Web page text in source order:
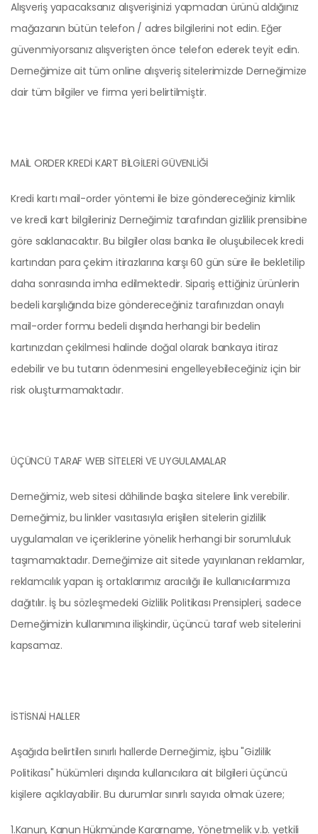
Alışveriş yapacaksanız alışverişinizi yapmadan ürünü aldığınız
mağazanın bütün telefon / adres bilgilerini not edin. Eğer
güvenmiyorsanız alışverişten önce telefon ederek teyit edin.
Derneğimize ait tüm online alışveriş sitelerimizde Derneğimize
dair tüm bilgiler ve firma yeri belirtilmiştir.
MAİL ORDER KREDİ KART BİLGİLERİ GÜVENLİĞİ
Kredi kartı mail-order yöntemi ile bize göndereceğiniz kimlik
ve kredi kart bilgileriniz Derneğimiz tarafından gizlilik prensibine
göre saklanacaktır. Bu bilgiler olası banka ile oluşubilecek kredi
kartından para çekim itirazlarına karşı 60 gün süre ile bekletilip
daha sonrasında imha edilmektedir. Sipariş ettiğiniz ürünlerin
bedeli karşılığında bize göndereceğiniz tarafınızdan onaylı
mail-order formu bedeli dışında herhangi bir bedelin
kartınızdan çekilmesi halinde doğal olarak bankaya itiraz
edebilir ve bu tutarın ödenmesini engelleyebileceğiniz için bir
risk oluşturmamaktadır.
ÜÇÜNCÜ TARAF WEB SİTELERİ VE UYGULAMALAR
Derneğimiz, web sitesi dâhilinde başka sitelere link verebilir.
Derneğimiz, bu linkler vasıtasıyla erişilen sitelerin gizlilik
uygulamaları ve içeriklerine yönelik herhangi bir sorumluluk
taşımamaktadır. Derneğimize ait sitede yayınlanan reklamlar,
reklamcılık yapan iş ortaklarımız aracılığı ile kullanıcılarımıza
dağıtılır. İş bu sözleşmedeki Gizlilik Politikası Prensipleri, sadece
Derneğimizin kullanımına ilişkindir, üçüncü taraf web sitelerini
kapsamaz.
İSTİSNAİ HALLER
Aşağıda belirtilen sınırlı hallerde Derneğimiz, işbu "Gizlilik
Politikası" hükümleri dışında kullanıcılara ait bilgileri üçüncü
kişilere açıklayabilir. Bu durumlar sınırlı sayıda olmak üzere;
1.Kanun, Kanun Hükmünde Kararname, Yönetmelik v.b. yetkili